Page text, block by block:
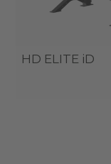
HD ELITE iD